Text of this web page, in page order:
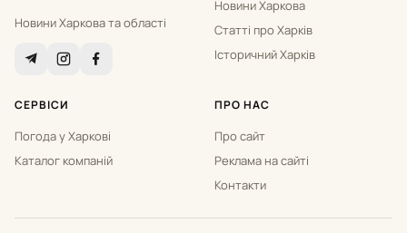
Новини Харкова та області
Новини Харкова
Статті про Харків
Історичний Харків
СЕРВІСИ
Погода у Харкові
Каталог компаній
ПРО НАС
Про сайт
Реклама на сайті
Контакти